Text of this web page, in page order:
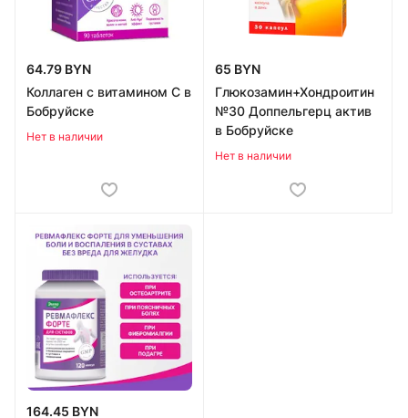
64.79 BYN
Коллаген с витамином C в
Бобруйске
Нет в наличии
65 BYN
Глюкозамин+Хондроитин
№30 Доппельгерц актив
в Бобруйске
Нет в наличии
164.45 BYN